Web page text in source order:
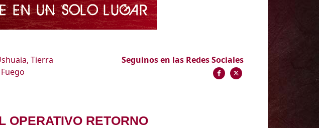
Tierra
Seguinos en las Redes Sociales
OPERATIVO RETORNO